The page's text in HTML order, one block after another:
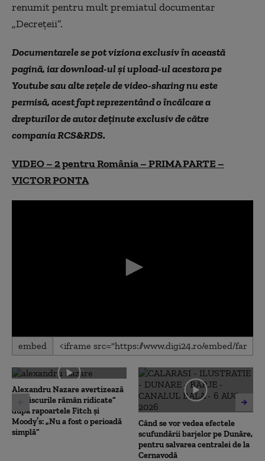
renumit pentru mult premiatul documentar
„Decreţeii”.
Documentarele se pot viziona exclusiv în această
pagină, iar download-ul şi upload-ul acestora pe
Youtube sau alte reţele de video-sharing nu este
permisă, acest fapt reprezentând o încălcare a
drepturilor de autor deţinute exclusiv de către
compania RCS&RDS.
VIDEO – 2 pentru România – PRIMA PARTE –
VICTOR PONTA
0
seconds
0
seconds
embed
Alexandru Nazare avertizează
că „riscurile rămân ridicate”
după rapoartele Fitch și
Moody’s: „Nu a fost o perioadă
simplă”
Când se vor vedea efectele
scufundării barjelor pe Dunăre,
pentru salvarea centralei de la
Cernavodă